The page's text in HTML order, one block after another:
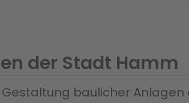
der Stadt Hamm
baulicher